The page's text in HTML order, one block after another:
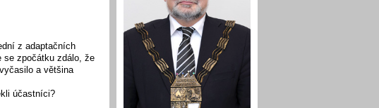
z adaptačních
se zpočátku zdálo, že
a většina
účastníci?